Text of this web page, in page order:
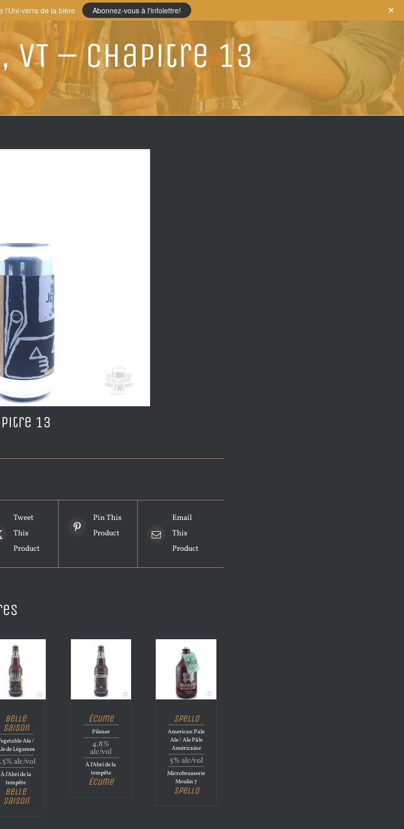
VT – Chapitre 13
13
Tweet
This
Product
Pin This
Product
Email
This
Product
Belle
Saison
Ale /
de Légumes
alc/vol
À l'Abri de la
tempête
Belle
Saison
Écume
Pilsner
4.8%
alc/vol
À l'Abri de la
tempête
Écume
Spello
American Pale
Ale / Ale Pâle
Américaine
5% alc/vol
Microbrasserie
Moulin 7
Spello
l'Uni-verre de la bière Abonnez-vous à l'infolettre!